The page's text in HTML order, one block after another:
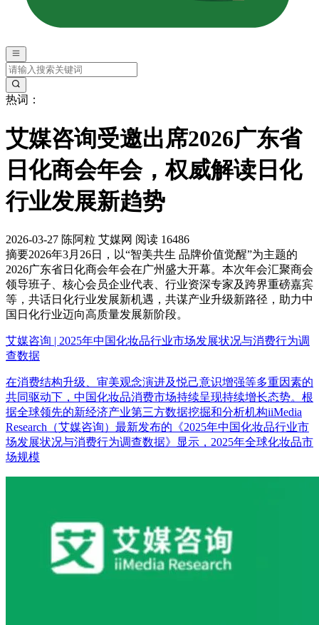
热词：
艾媒咨询受邀出席2026广东省
日化商会年会，权威解读日化
行业发展新趋势
2026-03-27 陈阿粒 艾媒网 阅读 16486
摘要2026年3月26日，以“智美共生 品牌价值觉醒”为主题的
2026广东省日化商会年会在广州盛大开幕。本次年会汇聚商会
领导班子、核心会员企业代表、行业资深专家及跨界重磅嘉宾
等，共话日化行业发展新机遇，共谋产业升级新路径，助力中
国日化行业迈向高质量发展新阶段。
艾媒咨询 | 2025年中国化妆品行业市场发展状况与消费行为调
查数据
在消费结构升级、审美观念演进及悦己意识增强等多重因素的
共同驱动下，中国化妆品消费市场持续呈现持续增长态势。根
据全球领先的新经济产业第三方数据挖掘和分析机构iiMedia
Research（艾媒咨询）最新发布的《2025年中国化妆品行业市
场发展状况与消费行为调查数据》显示，2025年全球化妆品市
场规模